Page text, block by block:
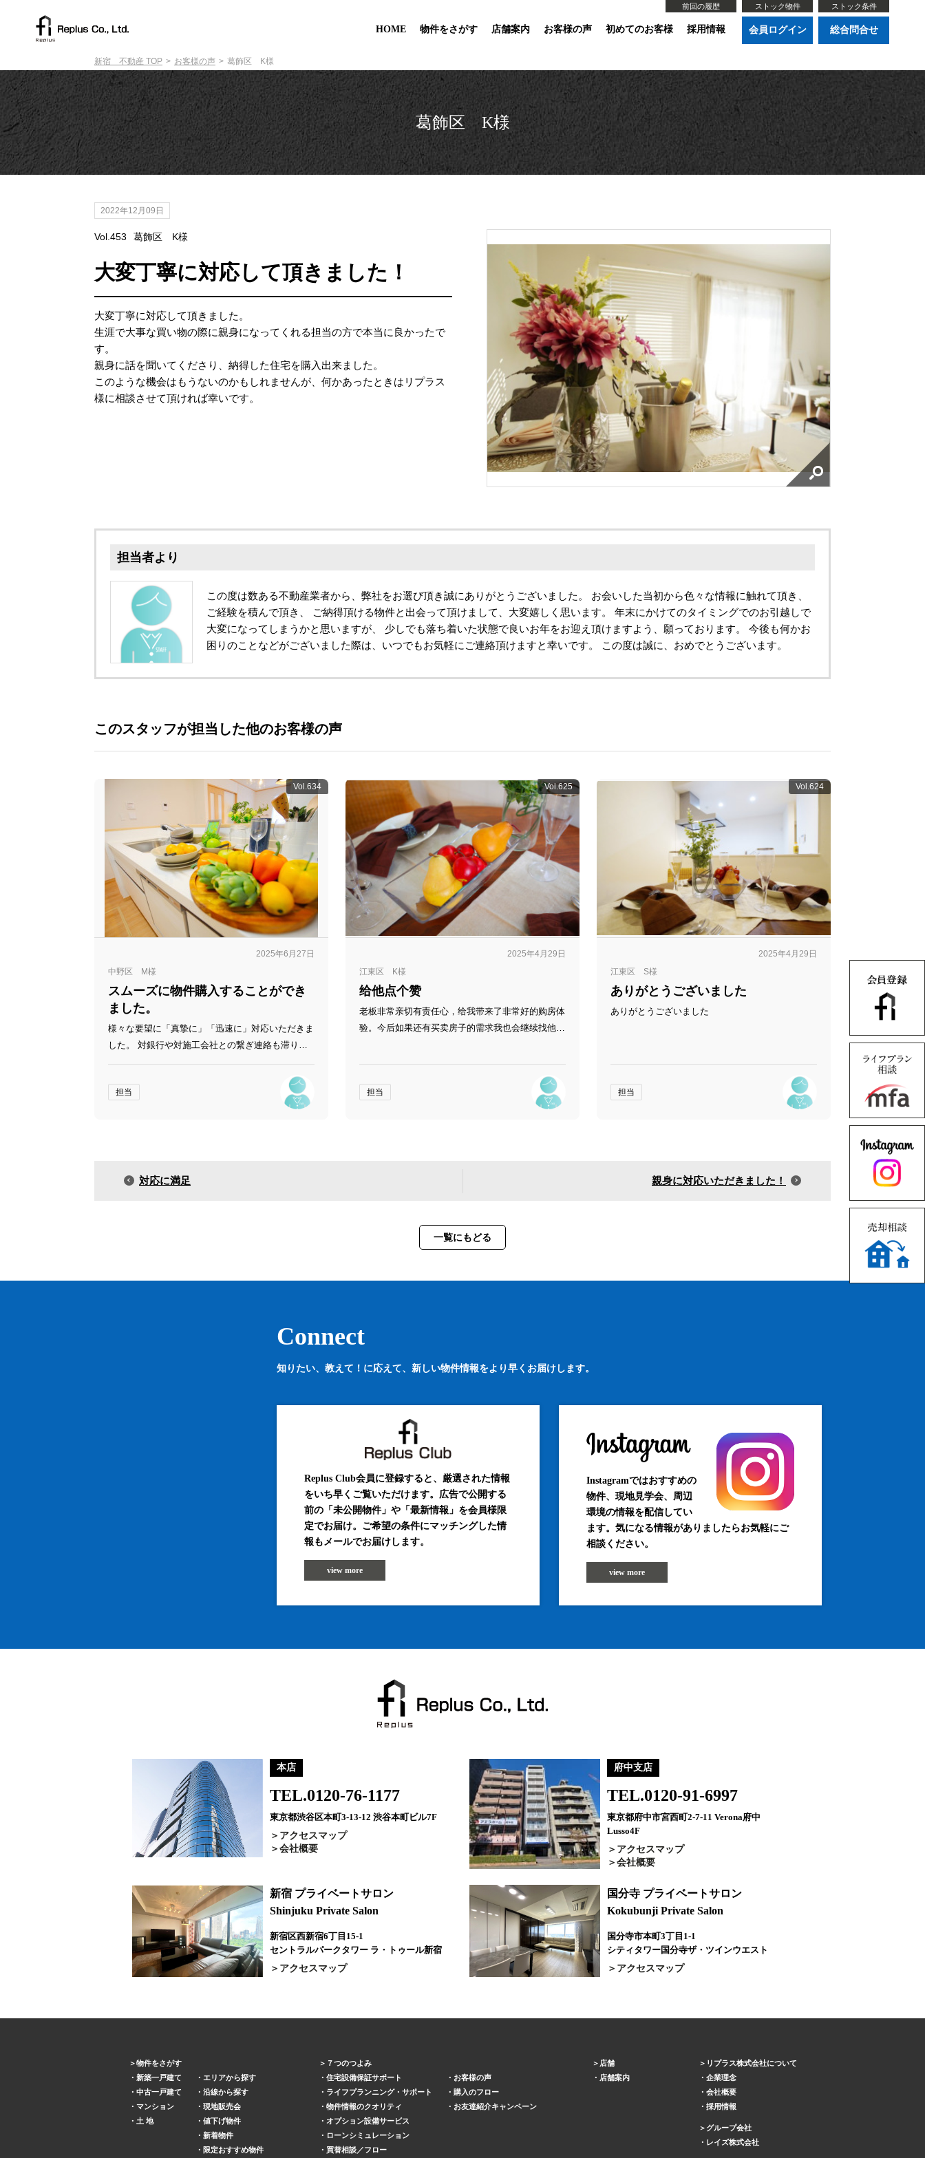
前回の履歴 ストック物件 ストック条件
会員ログイン 総合問合せ
HOME 物件をさがす 店舗案内 お客様の声 初めてのお客様 採用情報
新宿 不動産 TOP お客様の声 葛飾区 K様
葛飾区 K様
2022年12月09日
Vol.453 葛飾区 K様
大変丁寧に対応して頂きました！
大変丁寧に対応して頂きました。
生涯で大事な買い物の際に親身になってくれる担当の方で本当に良かったで
す。
親身に話を聞いてくださり、納得した住宅を購入出来ました。
このような機会はもうないのかもしれませんが、何かあったときはリプラス
様に相談させて頂ければ幸いです。
担当者より
この度は数ある不動産業者から、弊社をお選び頂き誠にありがとうございました。 お会いした当初から色々な情報に触れて頂き、
ご経験を積んで頂き、 ご納得頂ける物件と出会って頂けまして、大変嬉しく思います。 年末にかけてのタイミングでのお引越しで
大変になってしまうかと思いますが、 少しでも落ち着いた状態で良いお年をお迎え頂けますよう、願っております。 今後も何かお
困りのことなどがございました際は、いつでもお気軽にご連絡頂けますと幸いです。 この度は誠に、おめでとうございます。
このスタッフが担当した他のお客様の声
Vol.634
2025年6月27日
中野区 M様
スムーズに物件購入することができ
ました。
様々な要望に「真摯に」「迅速に」対応いただきま
した。 対銀行や対施工会社との繋ぎ連絡も滞りな
く進行いただき、スムーズに物件購入することがで
きました。 担当いただいた森上さん/黒瀬さんには
とても感謝しています。
担当
Vol.625
2025年4月29日
江東区 K様
给他点个赞
老板非常亲切有责任心，给我带来了非常好的购房体
验。今后如果还有买卖房子的需求我也会继续找他帮
担当
Vol.624
2025年4月29日
江東区 S様
ありがとうございました
ありがとうございました
担当
対応に満足 親身に対応いただきました！
一覧にもどる
Connect
知りたい、教えて！に応えて、 新しい物件情報をより早くお届けします。
Replus Club会員に登録すると、厳選された情報
をいち早くご覧いただけます。広告で公開する
前の「未公開物件」や「最新情報」を会員様限
定でお届け。ご希望の条件にマッチングした情
報もメールでお届けします。
view more
Instagramではおすすめの
物件、現地見学会、周辺
環境の情報を配信してい
ます。気になる情報がありましたらお気軽にご
相談ください。
view more
本店
TEL.0120-76-1177
東京都渋谷区本町3-13-12 渋谷本町ビル7F
アクセスマップ
会社概要
府中支店
TEL.0120-91-6997
東京都府中市宮西町2-7-11 Verona府中
Lusso4F
アクセスマップ
会社概要
新宿 プライベートサロン
Shinjuku Private Salon
新宿区西新宿6丁目15-1
セントラルパークタワー ラ・トゥール新宿
アクセスマップ
国分寺 プライベートサロン
Kokubunji Private Salon
国分寺市本町3丁目1-1
シティタワー国分寺ザ・ツインウエスト
アクセスマップ
物件をさがす
新築一戸建て
中古一戸建て
マンション
土 地
エリアから探す
沿線から探す
現地販売会
値下げ物件
新着物件
限定おすすめ物件
７つのつよみ
住宅設備保証サポート
ライフプランニング・サポート
物件情報のクオリティ
オプション設備サービス
ローンシミュレーション
買替相談／フロー
お客様の声
購入のフロー
お友達紹介キャンペーン
店舗
店舗案内
リプラス株式会社について
企業理念
会社概要
採用情報
グループ会社
レイズ株式会社